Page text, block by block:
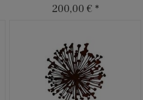
200,00 € *